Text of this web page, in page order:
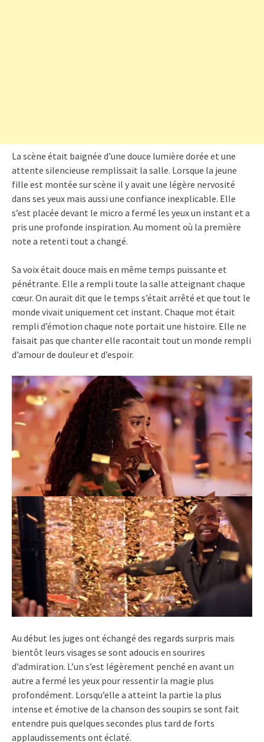
La scène était baignée d’une douce lumière dorée et une
attente silencieuse remplissait la salle. Lorsque la jeune
fille est montée sur scène il y avait une légère nervosité
dans ses yeux mais aussi une confiance inexplicable. Elle
s’est placée devant le micro a fermé les yeux un instant et a
pris une profonde inspiration. Au moment où la première
note a retenti tout a changé.
Sa voix était douce mais en même temps puissante et
pénétrante. Elle a rempli toute la salle atteignant chaque
cœur. On aurait dit que le temps s’était arrêté et que tout le
monde vivait uniquement cet instant. Chaque mot était
rempli d’émotion chaque note portait une histoire. Elle ne
faisait pas que chanter elle racontait tout un monde rempli
d’amour de douleur et d’espoir.
Au début les juges ont échangé des regards surpris mais
bientôt leurs visages se sont adoucis en sourires
d’admiration. L’un s’est légèrement penché en avant un
autre a fermé les yeux pour ressentir la magie plus
profondément. Lorsqu’elle a atteint la partie la plus
intense et émotive de la chanson des soupirs se sont fait
entendre puis quelques secondes plus tard de forts
applaudissements ont éclaté.